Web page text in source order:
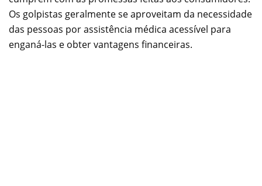
Os golpistas geralmente se aproveitam da necessidade
das pessoas por assistência médica acessível para
enganá-las e obter vantagens financeiras.